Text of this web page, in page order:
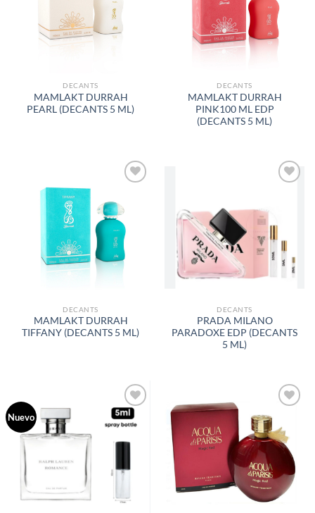
DESEOS
DECANTS
MAMLAKT DURRAH
PEARL (DECANTS 5 ML)
DE
DESEOS
DECANTS
MAMLAKT DURRAH
PINK100 ML EDP
(DECANTS 5 ML)
A LA
LISTA
DE
DESEOS
DECANTS
MAMLAKT DURRAH
TIFFANY (DECANTS 5 ML)
LISTA
DE
DESEOS
DECANTS
PRADA MILANO
PARADOXE EDP (DECANTS
5 ML)
Nuevo
AÑADIR
A LA
LISTA
AÑADIR
A LA
LISTA
DESEOS